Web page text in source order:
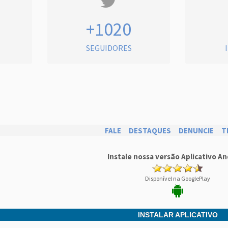
+1020
SEGUIDORES
FALE DESTAQUES DENUNCIE
Instale nossa versão Aplicativo
Disponível na GooglePlay
INSTALAR APLICATIVO